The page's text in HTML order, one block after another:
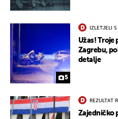
5
IZLETJELI S
Užas! Troje
Zagrebu,
detalje
REZULTAT
Zajedničko
UKLJUČITE